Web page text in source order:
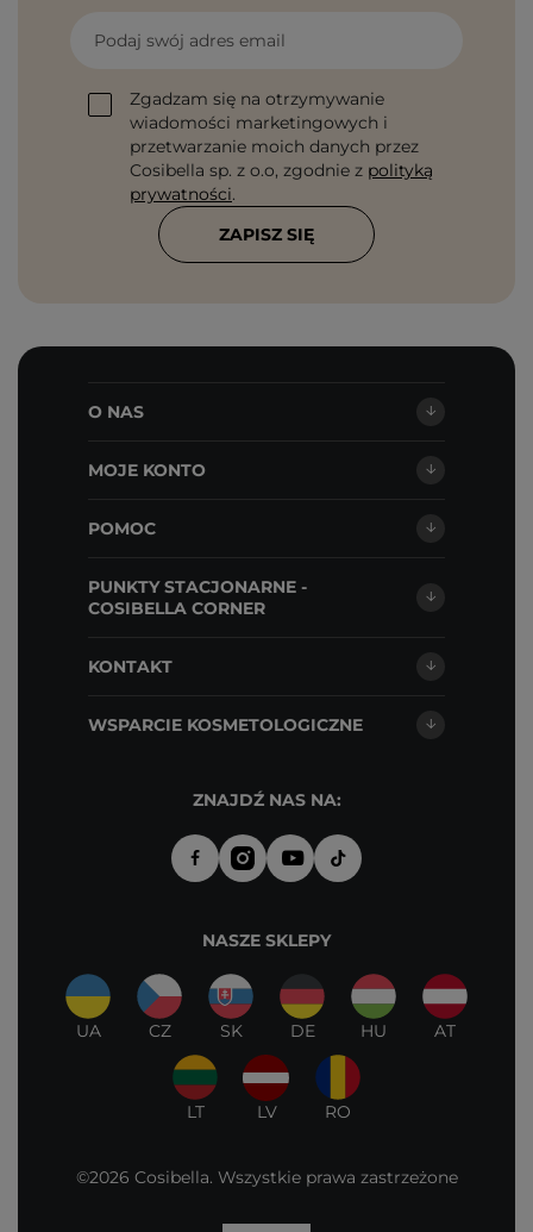
Podaj swój adres email
Zgadzam się na otrzymywanie
wiadomości marketingowych i
przetwarzanie moich danych przez
Cosibella sp. z o.o, zgodnie z polityką
prywatności.
ZAPISZ SIĘ
O NAS
MOJE KONTO
POMOC
PUNKTY STACJONARNE -
COSIBELLA CORNER
KONTAKT
WSPARCIE KOSMETOLOGICZNE
ZNAJDŹ NAS NA:
NASZE SKLEPY
UA CZ SK DE HU AT
LT LV RO
©2026 Cosibella. Wszystkie prawa zastrzeżone